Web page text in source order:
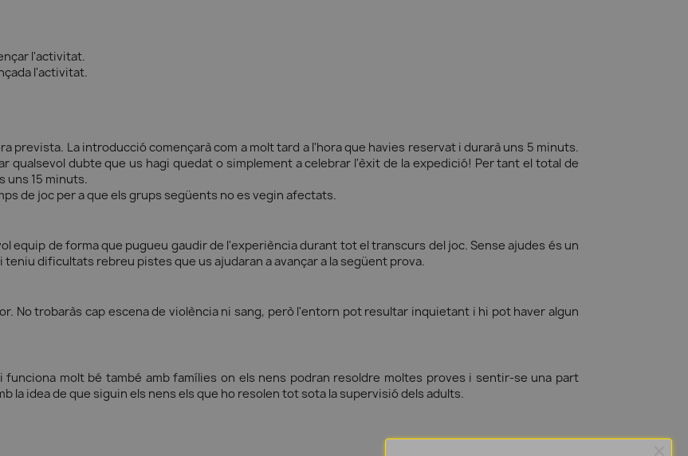
l'activitat.
l'activitat.
prevista. La introducció començarà com a molt tard a l'hora que havies reservat i durarà uns 5 minuts.
qualsevol dubte que us hagi quedat o simplement a celebrar l'èxit de la expedició! Per tant el total de
uns 15 minuts.
de joc per a que els grups següents no es vegin afectats.
equip de forma que pugueu gaudir de l'experiència durant tot el transcurs del joc. Sense ajudes és un
dificultats rebreu pistes que us ajudaran a avançar a la següent prova.
No trobaràs cap escena de violència ni sang, però l'entorn pot resultar inquietant i hi pot haver algun
funciona molt bé també amb famílies on els nens podran resoldre moltes proves i sentir-se una part
la idea de que siguin els nens els que ho resolen tot sota la supervisió dels adults.